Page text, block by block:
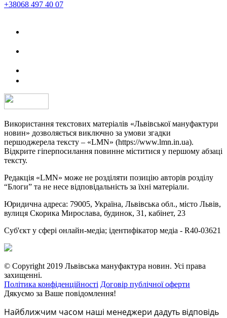
+38068 497 40 07
Використання текстових матеріалів «Львівської мануфактури
новин» дозволяється виключно за умови згадки
першоджерела тексту – «LMN» (https://www.lmn.in.ua).
Відкрите гіперпосилання повинне міститися у першому абзаці
тексту.
Редакція «LMN» може не розділяти позицію авторів розділу
“Блоги” та не несе відповідальність за їхні матеріали.
Юридична адреса: 79005, Україна, Львівська обл., місто Львів,
вулиця Скорика Мирослава, будинок, 31, кабінет, 23
Cуб'єкт у сфері онлайн-медіа; ідентифікатор медіа - R40-03621
© Copyright 2019 Львівська мануфактура новин. Усі права
захищенні.
Політика конфіденційності Договір публічної оферти
Дякуємо за Ваше повідомлення!
Найближчим часом наші менеджери дадуть відповідь